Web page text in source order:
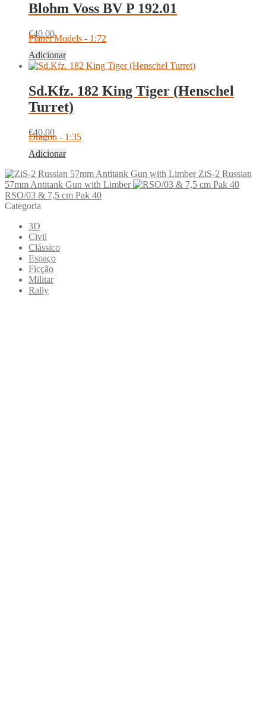
Blohm Voss BV P 192.01
€40.00
Planet Models - 1:72
Adicionar
Sd.Kfz. 182 King Tiger (Henschel
Turret)
€40.00
Dragon - 1:35
Adicionar
ZiS-2 Russian
57mm Antitank Gun with Limber
RSO/03 & 7,5 cm Pak 40
Categoria
3D
Civil
Clássico
Espaço
Ficção
Militar
Rally